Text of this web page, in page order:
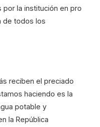
la institución en pro
de todos los
reciben el preciado
haciendo es la
potable y
la República